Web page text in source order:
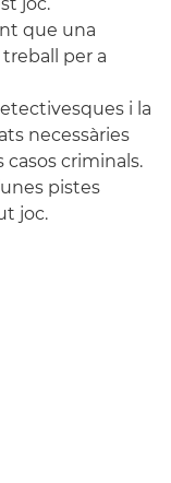
que una
per a
i la
necessàries
criminals.
pistes
joc.